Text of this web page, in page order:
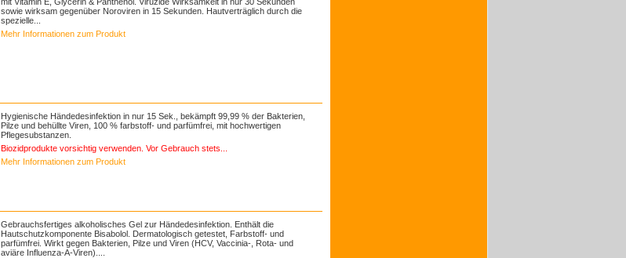
sowie wirksam gegenüber Noroviren in 15 Sekunden. Hautverträglich durch die
spezielle...
Mehr Informationen zum Produkt
Hygienische Händedesinfektion in nur 15 Sek., bekämpft 99,99 % der Bakterien,
Pilze und behüllte Viren, 100 % farbstoff- und parfümfrei, mit hochwertigen
Pflegesubstanzen.
Biozidprodukte vorsichtig verwenden. Vor Gebrauch stets...
Mehr Informationen zum Produkt
Gebrauchsfertiges alkoholisches Gel zur Händedesinfektion. Enthält die
Hautschutzkomponente Bisabolol. Dermatologisch getestet, Farbstoff- und
parfümfrei. Wirkt gegen Bakterien, Pilze und Viren (HCV, Vaccinia-, Rota- und
aviäre Influenza-A-Viren)....